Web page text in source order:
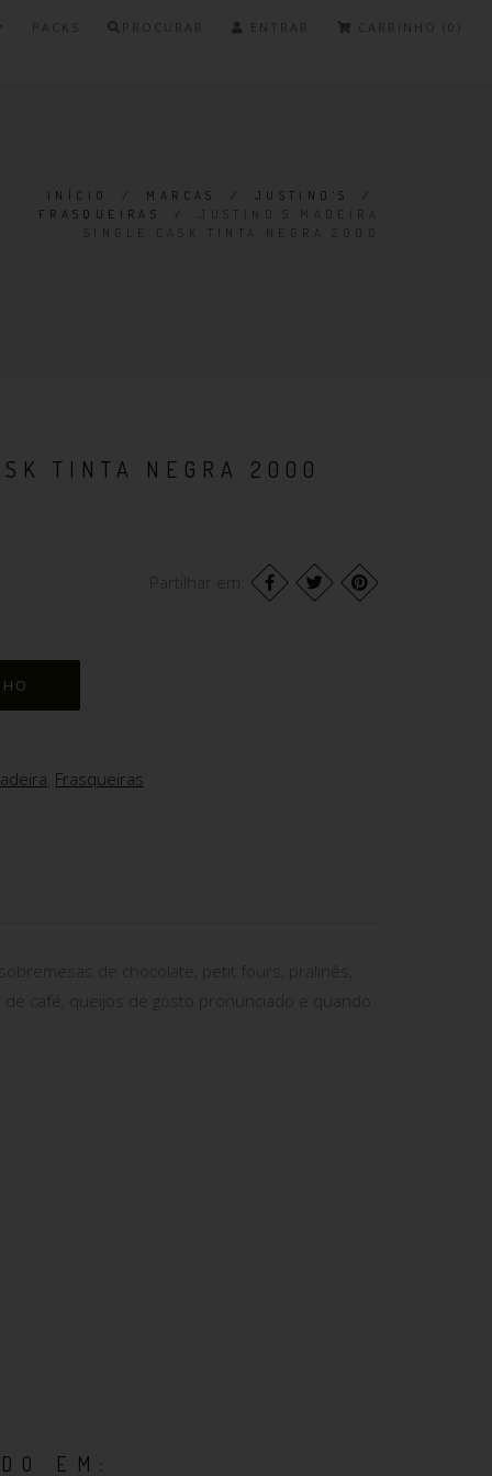
PACKS PROCURAR ENTRAR CARRINHO (0)
INÍCIO / MARCAS / JUSTINO'S
/
FRASQUEIRAS
/
JUSTINO'S MADEIRA
SINGLE CASK TINTA NEGRA 2000
TINTA NEGRA 2000
Partilhar em:
Frasqueiras
de chocolate, petit fours, pralinês,
café, queijos de gosto pronunciado e quando
EM: